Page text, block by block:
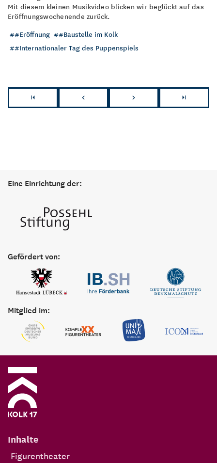
Mit diesem kleinen Musikvideo blicken wir beglückt auf das
Eröffnungswochenende zurück.
#Eröffnung
#Baustelle im Kolk
#Internationaler Tag des Puppenspiels
Eine Einrichtung der:
Gefördert von:
Mitglied im:
Inhalte
Figurentheater